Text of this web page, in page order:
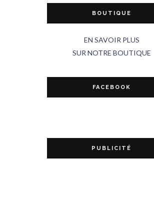
BOUTIQUE
EN SAVOIR PLUS
SUR NOTRE BOUTIQUE
FACEBOOK
PUBLICITÉ